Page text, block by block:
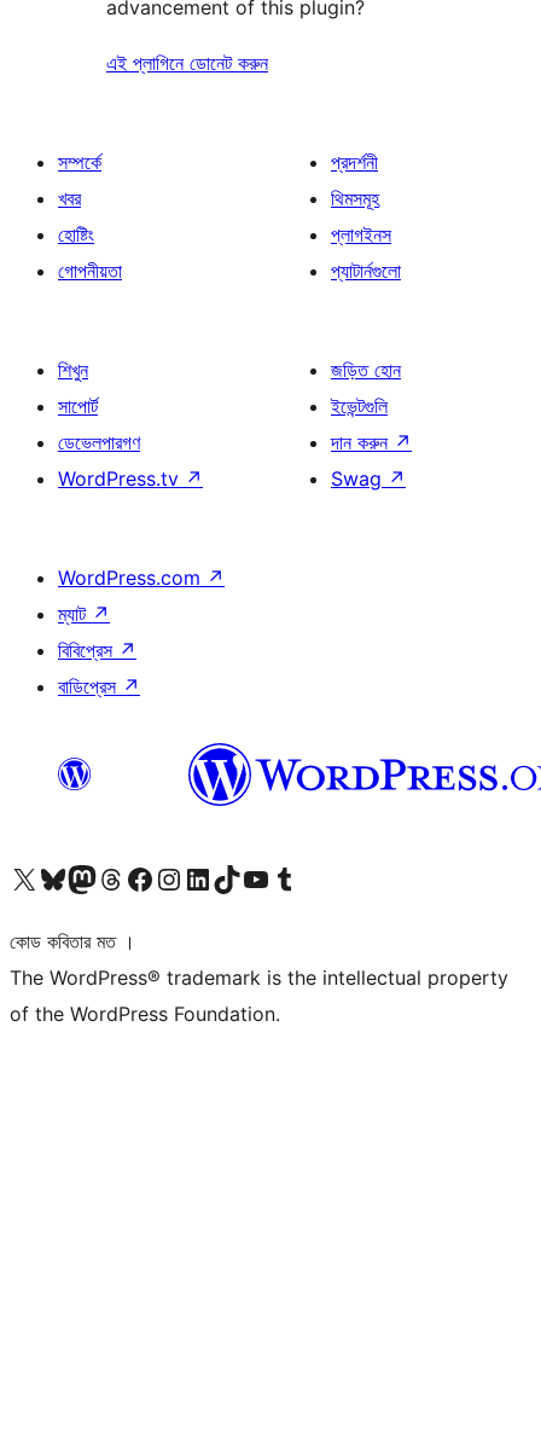
advancement of this plugin?
এই প্লাগিনে ডোনেট করুন
সম্পর্কে
খবর
হোষ্টিং
গোপনীয়তা
প্রদর্শনী
থিমসমূহ
প্লাগইনস
প্যাটার্নগুলো
শিখুন
সাপোর্ট
ডেভেলপারগণ
WordPress.tv ↗
জড়িত হোন
ইভেন্টগুলি
দান করুন ↗
Swag ↗
WordPress.com ↗
ম্যাট ↗
বিবিপ্রেস ↗
বাডিপ্রেস ↗
আমাদের X (আগের টুইটার) অ্যাকাউন্টে যানআমাদের Bluesky অ্যাকাউন্টটি দেখুনআমাদের মাস্টোডন অ্যাকাউন্টটি দেখুনআমাদের থ্রেডস অ্যাকাউন্টটি দেখুনআমাদের ফেসবুক পেজ দেখুনআমাদের ইন্সটাগ্রাম অ্যাকাউন্ট দেখুনআমাদের লিঙ্কডইন অ্যাকাউন্টে যানআমাদের TikTok অ্যাকাউন্টটি দেখুনআমাদের ইউটিউব চ্যানেলে যান আমাদের টাম্বলার অ্যাকাউন্ট দেখুন
কোড কবিতার মত ।
The WordPress® trademark is the intellectual property
of the WordPress Foundation.